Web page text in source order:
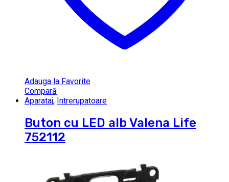
Adauga la Favorite
Compară
Aparataj, Intrerupatoare
Buton cu LED alb Valena Life
752112